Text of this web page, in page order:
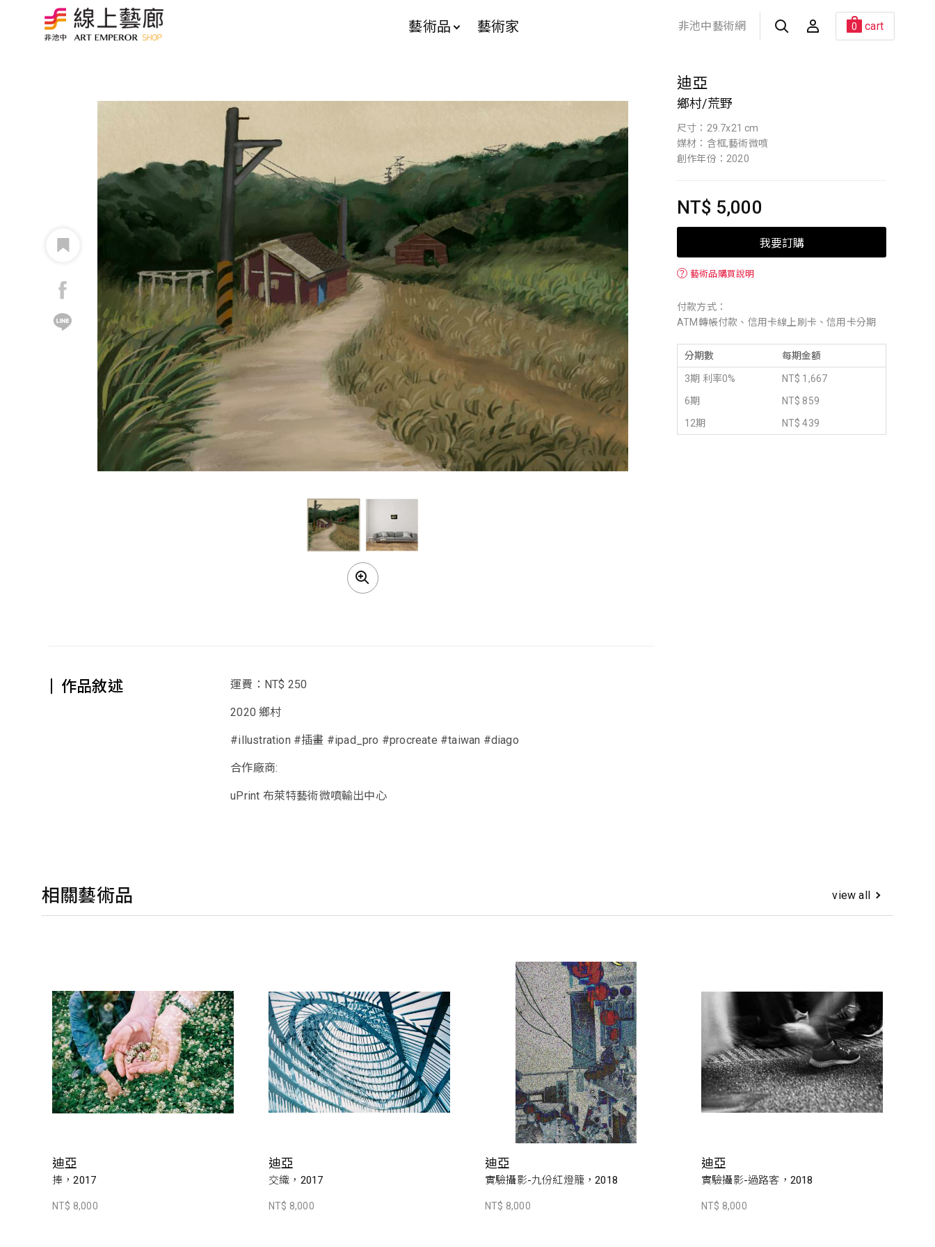
藝術品 藝術家 非池中藝術網 0 cart
迪亞
鄉村/荒野
尺寸：29.7x21 cm
媒材：含框,藝術微噴
創作年份：2020
NT$ 5,000
我要訂購
？ 藝術品購買說明
付款方式：
ATM轉帳付款、信用卡線上刷卡、信用卡分期
分期數 每期金額
3期 利率0%
NT$ 1,667
6期
NT$ 859
12期
NT$ 439
作品敘述 運費：NT$ 250
2020 鄉村
#illustration #插畫 #ipad_pro #procreate #taiwan #diago
合作廠商:
uPrint 布萊特藝術微噴輸出中心
相關藝術品 view all
迪亞
捧，2017
NT$ 8,000
迪亞
交織，2017
NT$ 8,000
迪亞
實驗攝影-九份紅燈籠，2018
NT$ 8,000
迪亞
實驗攝影-過路客，2018
NT$ 8,000